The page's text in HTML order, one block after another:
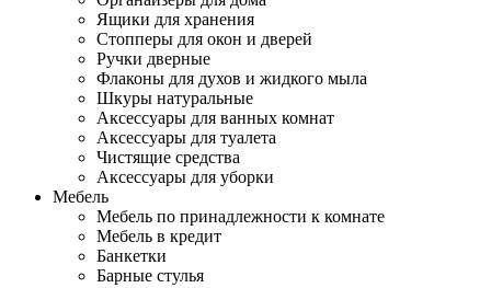
Ящики для хранения
Стопперы для окон и дверей
Ручки дверные
Флаконы для духов и жидкого мыла
Шкуры натуральные
Аксессуары для ванных комнат
Аксессуары для туалета
Чистящие средства
Аксессуары для уборки
Мебель
Мебель по принадлежности к комнате
Мебель в кредит
Банкетки
Барные стулья